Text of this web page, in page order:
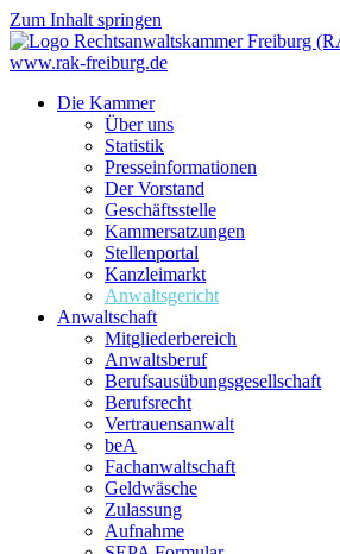
Zum Inhalt springen
Die Kammer
Über uns
Statistik
Presseinformationen
Der Vorstand
Geschäftsstelle
Kammersatzungen
Stellenportal
Kanzleimarkt
Anwaltsgericht
Anwaltschaft
Mitgliederbereich
Anwaltsberuf
Berufsausübungs­gesellschaft
Berufsrecht
Vertrauensanwalt
beA
Fachanwaltschaft
Geldwäsche
Zulassung
Aufnahme